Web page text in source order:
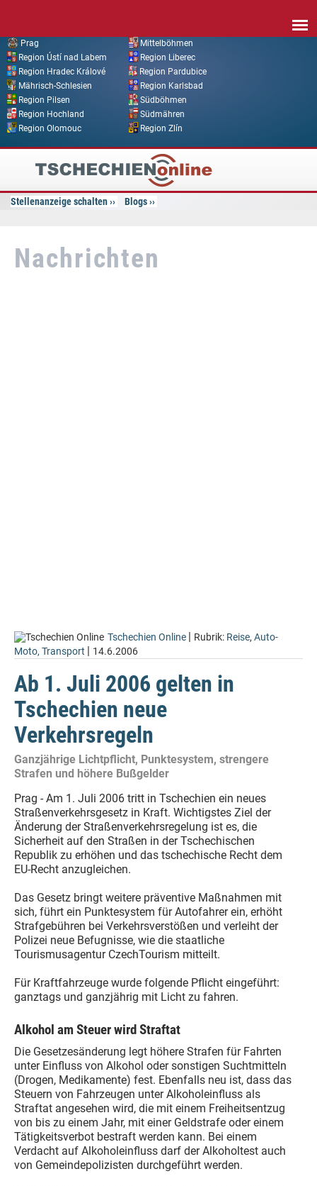
Prag
Mittelböhmen
Region Ústí nad Labem
Region Liberec
Region Hradec Králové
Region Pardubice
Mährisch-Schlesien
Region Karlsbad
Region Pilsen
Südböhmen
Region Hochland
Südmähren
Region Olomouc
Region Zlín
Tschechien
Online
Stellenanzeige schalten Blogs
Nachrichten
Tschechien Online | Rubrik: Reise, Auto-
Moto, Transport | 14.6.2006
Ab 1. Juli 2006 gelten in
Tschechien neue
Verkehrsregeln
Ganzjährige Lichtpflicht, Punktesystem, strengere
Strafen und höhere Bußgelder
Prag - Am 1. Juli 2006 tritt in Tschechien ein neues
Straßenverkehrsgesetz in Kraft. Wichtigstes Ziel der
Änderung der Straßenverkehrsregelung ist es, die
Sicherheit auf den Straßen in der Tschechischen
Republik zu erhöhen und das tschechische Recht dem
EU-Recht anzugleichen.
Das Gesetz bringt weitere präventive Maßnahmen mit
sich, führt ein Punktesystem für Autofahrer ein, erhöht
Strafgebühren bei Verkehrsverstößen und verleiht der
Polizei neue Befugnisse, wie die staatliche
Tourismusagentur CzechTourism mitteilt.
Für Kraftfahrzeuge wurde folgende Pflicht eingeführt:
ganztags und ganzjährig mit Licht zu fahren.
Alkohol am Steuer wird Straftat
Die Gesetzesänderung legt höhere Strafen für Fahrten
unter Einfluss von Alkohol oder sonstigen Suchtmitteln
(Drogen, Medikamente) fest. Ebenfalls neu ist, dass das
Steuern von Fahrzeugen unter Alkoholeinfluss als
Straftat angesehen wird, die mit einem Freiheitsentzug
von bis zu einem Jahr, mit einer Geldstrafe oder einem
Tätigkeitsverbot bestraft werden kann. Bei einem
Verdacht auf Alkoholeinfluss darf der Alkoholtest auch
von Gemeindepolizisten durchgeführt werden.